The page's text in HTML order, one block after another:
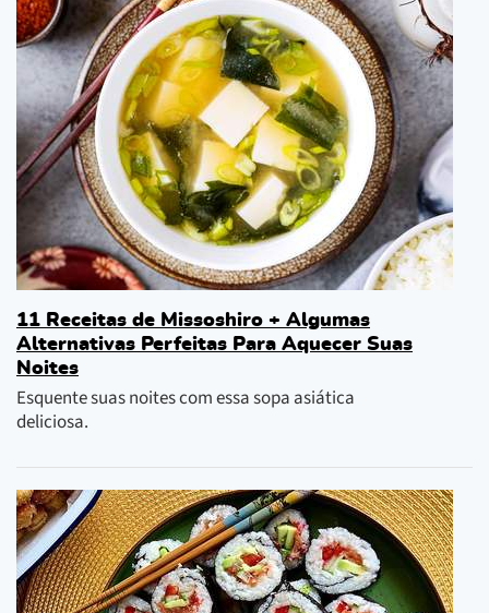
11 Receitas de Missoshiro + Algumas
Alternativas Perfeitas Para Aquecer Suas
Noites
Esquente suas noites com essa sopa asiática
deliciosa.